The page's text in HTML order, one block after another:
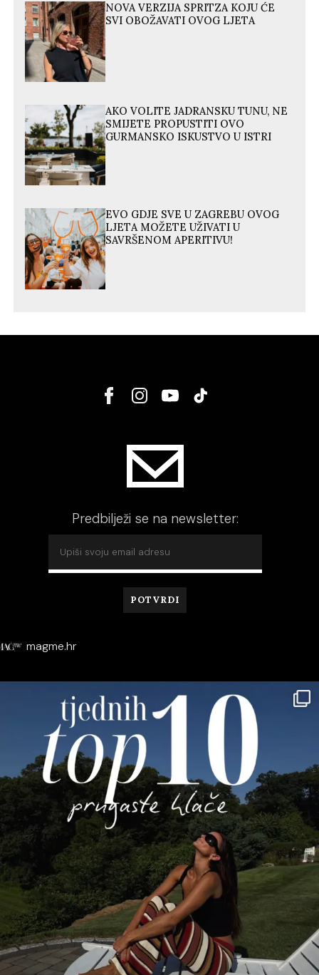
NOVA VERZIJA SPRITZA KOJU ĆE
SVI OBOŽAVATI OVOG LJETA
AKO VOLITE JADRANSKU TUNU, NE
SMIJETE PROPUSTITI OVO
GURMANSKO ISKUSTVO U ISTRI
EVO GDJE SVE U ZAGREBU OVOG
LJETA MOŽETE UŽIVATI U
SAVRŠENOM APERITIVU!
Predbilježi se na newsletter:
magme.hr